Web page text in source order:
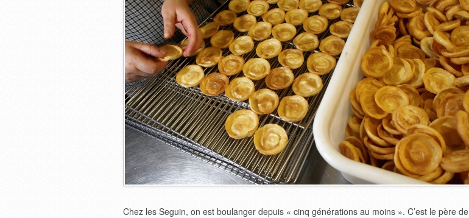
Chez les Seguin, on est boulanger depuis « cinq générations au moins ». C’est le père de